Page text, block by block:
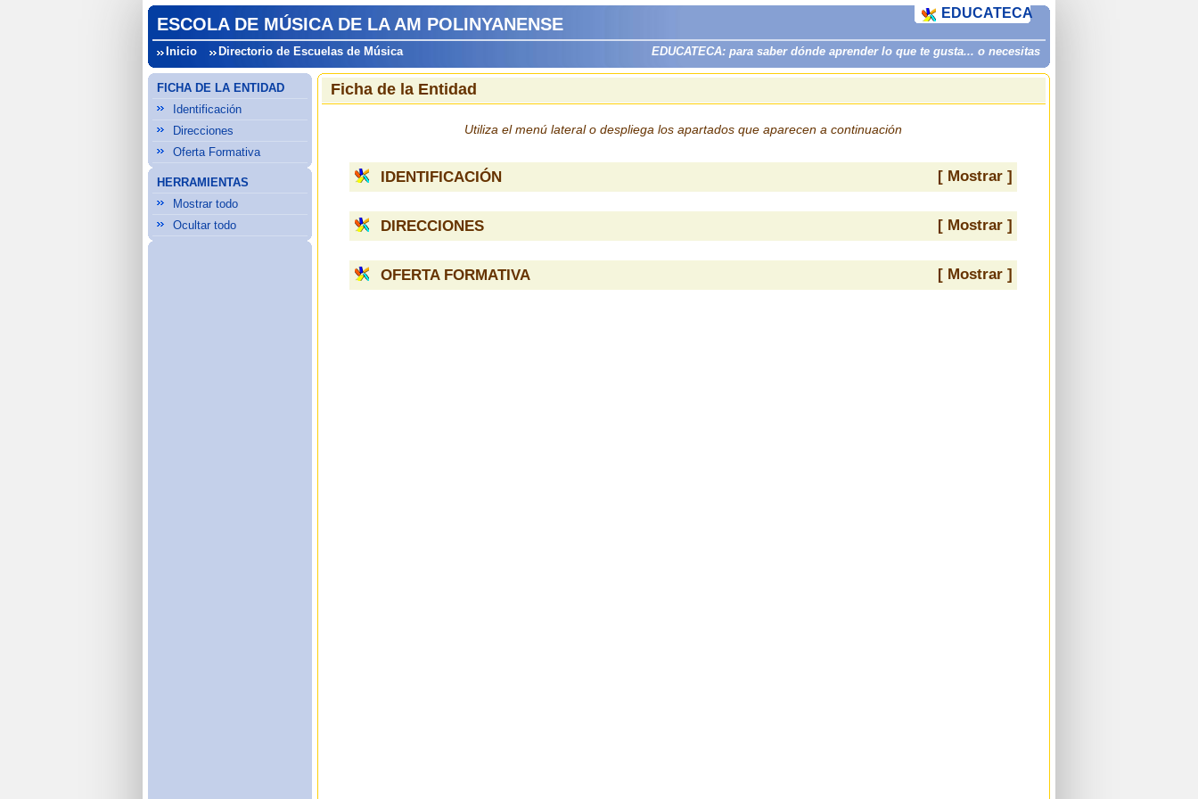
ESCOLA DE MÚSICA DE LA AM POLINYANENSE
Inicio Directorio de Escuelas de Música EDUCATECA: para saber dónde aprender lo que te gusta... o necesitas
EDUCATECA
FICHA DE LA ENTIDAD
Identificación
Direcciones
Oferta Formativa
HERRAMIENTAS
Mostrar todo
Ocultar todo
Ficha de la Entidad
Utiliza el menú lateral o despliega los apartados que aparecen a continuación
IDENTIFICACIÓN [ Mostrar ]
DIRECCIONES [ Mostrar ]
OFERTA FORMATIVA [ Mostrar ]